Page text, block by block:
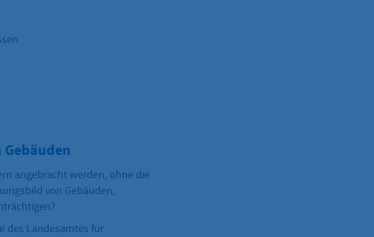
angebracht werden, ohne die
von Gebäuden,
des Landesamtes für